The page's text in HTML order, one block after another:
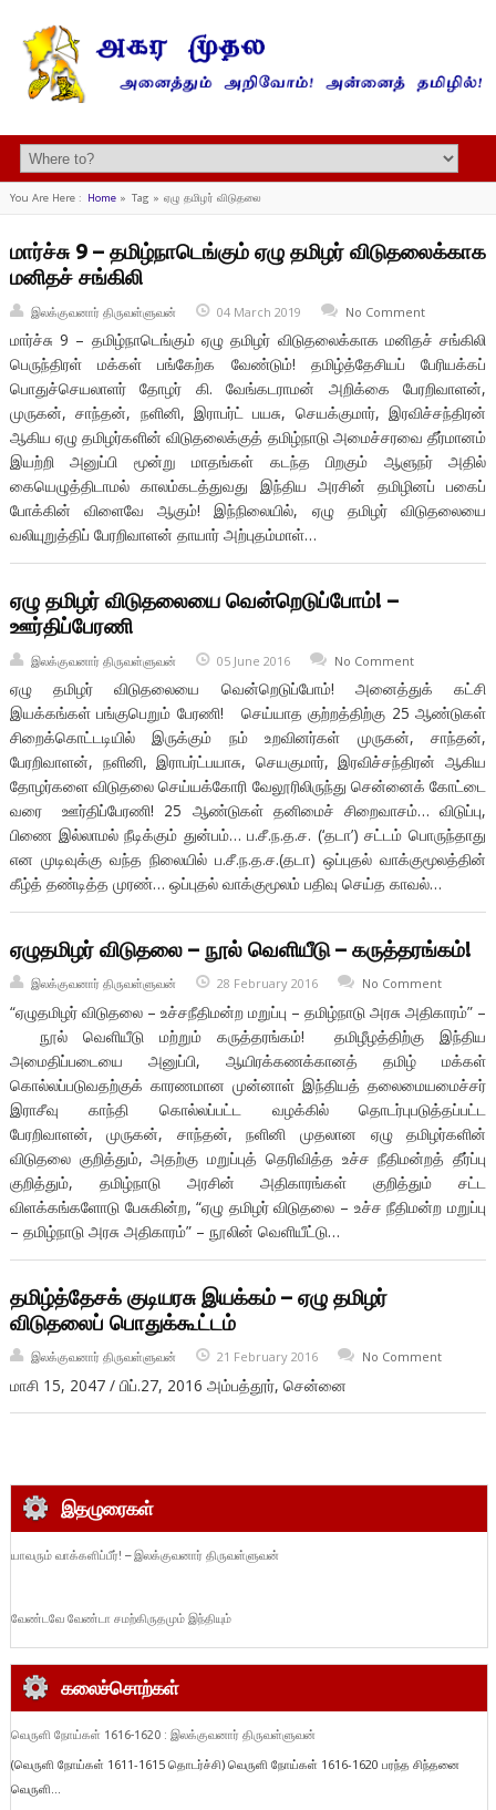
You Are Here : Home» Tag » ஏழு தமிழர் விடுதலை
மார்ச்சு 9 – தமிழ்நாடெங்கும் ஏழு தமிழர் விடுதலைக்காக
மனிதச் சங்கிலி
இலக்குவனார் திருவள்ளுவன் 04 March 2019 No Comment
மார்ச்சு 9 – தமிழ்நாடெங்கும் ஏழு தமிழர் விடுதலைக்காக மனிதச் சங்கிலி
பெருந்திரள் மக்கள் பங்கேற்க வேண்டும்! தமிழ்த்தேசியப் பேரியக்கப்
பொதுச்செயலாளர் தோழர் கி. வேங்கடராமன் அறிக்கை பேரறிவாளன்,
முருகன், சாந்தன், நளினி, இராபர்ட் பயசு, செயக்குமார், இரவிச்சந்திரன்
ஆகிய ஏழு தமிழர்களின் விடுதலைக்குத் தமிழ்நாடு அமைச்சரவை தீர்மானம்
இயற்றி அனுப்பி மூன்று மாதங்கள் கடந்த பிறகும் ஆளுநர் அதில்
கையெழுத்திடாமல் காலம்கடத்துவது இந்திய அரசின் தமிழினப் பகைப்
போக்கின் விளைவே ஆகும்! இந்நிலையில், ஏழு தமிழர் விடுதலையை
வலியுறுத்திப் பேரறிவாளன் தாயார் அற்புதம்மாள்…
ஏழு தமிழர் விடுதலையை வென்றெடுப்போம்! –
ஊர்திப்பேரணி
இலக்குவனார் திருவள்ளுவன் 05 June 2016 No Comment
ஏழு தமிழர் விடுதலையை வென்றெடுப்போம்! அனைத்துக் கட்சி
இயக்கங்கள் பங்குபெறும் பேரணி! செய்யாத குற்றத்திற்கு 25 ஆண்டுகள்
சிறைக்கொட்டடியில் இருக்கும் நம் உறவினர்கள் முருகன், சாந்தன்,
பேரறிவாளன், நளினி, இராபர்ட்பயாசு, செயகுமார், இரவிச்சந்திரன் ஆகிய
தோழர்களை விடுதலை செய்யக்கோரி வேலூரிலிருந்து சென்னைக் கோட்டை
வரை ஊர்திப்பேரணி! 25 ஆண்டுகள் தனிமைச் சிறைவாசம்… விடுப்பு,
பிணை இல்லாமல் நீடிக்கும் துன்பம்… ப.சீ.ந.த.ச. (‘தடா’) சட்டம் பொருந்தாது
என முடிவுக்கு வந்த நிலையில் ப.சீ.ந.த.ச.(தடா) ஒப்புதல் வாக்குமூலத்தின்
கீழ்த் தண்டித்த முரண்… ஒப்புதல் வாக்குமூலம் பதிவு செய்த காவல்…
ஏழுதமிழர் விடுதலை – நூல் வெளியீடு – கருத்தரங்கம்!
இலக்குவனார் திருவள்ளுவன் 28 February 2016 No Comment
“ஏழுதமிழர் விடுதலை – உச்சநீதிமன்ற மறுப்பு – தமிழ்நாடு அரசு அதிகாரம்” –
நூல் வெளியீடு மற்றும் கருத்தரங்கம்! தமிழீழத்திற்கு இந்திய
அமைதிப்படையை அனுப்பி, ஆயிரக்கணக்கானத் தமிழ் மக்கள்
கொல்லப்படுவதற்குக் காரணமான முன்னாள் இந்தியத் தலைமையமைச்சர்
இராசீவு காந்தி கொல்லப்பட்ட வழக்கில் தொடர்புபடுத்தப்பட்ட
பேரறிவாளன், முருகன், சாந்தன், நளினி முதலான ஏழு தமிழர்களின்
விடுதலை குறித்தும், அதற்கு மறுப்புத் தெரிவித்த உச்ச நீதிமன்றத் தீர்ப்பு
குறித்தும், தமிழ்நாடு அரசின் அதிகாரங்கள் குறித்தும் சட்ட
விளக்கங்களோடு பேசுகின்ற, “ஏழு தமிழர் விடுதலை – உச்ச நீதிமன்ற மறுப்பு
– தமிழ்நாடு அரசு அதிகாரம்” – நூலின் வெளியீட்டு…
தமிழ்த்தேசக் குடியரசு இயக்கம் – ஏழு தமிழர்
விடுதலைப் பொதுக்கூட்டம்
இலக்குவனார் திருவள்ளுவன் 21 February 2016 No Comment
மாசி 15, 2047 / பிப்.27, 2016 அம்பத்தூர், சென்னை
இதழுரைகள்
யாவரும் வாக்களிப்பீர்! – இலக்குவனார் திருவள்ளுவன்
வேண்டவே வேண்டா சமற்கிருதமும் இந்தியும்
கலைச்சொற்கள்
வெருளி நோய்கள் 1616-1620 : இலக்குவனார் திருவள்ளுவன்
(வெருளி நோய்கள் 1611-1615 தொடர்ச்சி) வெருளி நோய்கள் 1616-1620 பரந்த சிந்தனை
வெருளி...